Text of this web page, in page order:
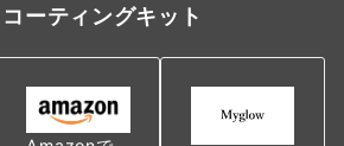
ーティングキット